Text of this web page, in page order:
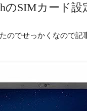
のSIMカード設
のでせっかくなので記